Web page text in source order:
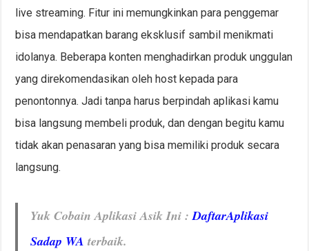
live streaming. Fitur ini memungkinkan para penggemar
bisa mendapatkan barang eksklusif sambil menikmati
idolanya. Beberapa konten menghadirkan produk unggulan
yang direkomendasikan oleh host kepada para
penontonnya. Jadi tanpa harus berpindah aplikasi kamu
bisa langsung membeli produk, dan dengan begitu kamu
tidak akan penasaran yang bisa memiliki produk secara
langsung.
Yuk Cobain Aplikasi Asik Ini :DaftarAplikasi
Sadap WA terbaik.